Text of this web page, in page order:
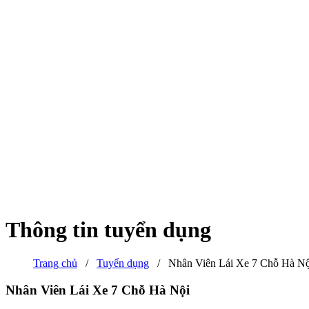
Thông tin tuyển dụng
Trang chủ / Tuyển dụng / Nhân Viên Lái Xe 7 Chỗ Hà
Nhân Viên Lái Xe 7 Chỗ Hà Nội